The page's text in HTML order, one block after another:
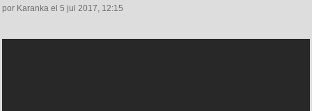
por Karanka el 5 jul 2017, 12:15